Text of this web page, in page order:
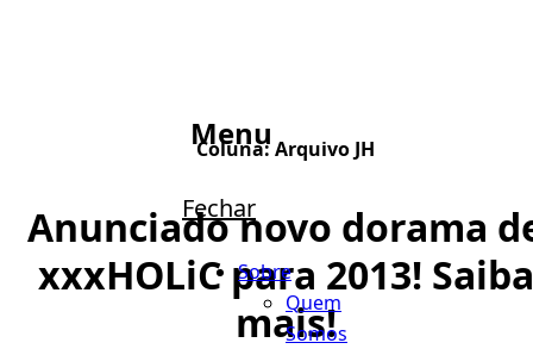
Menu
Fechar
Sobre
Quem
Somos
Coluna:Arquivo JH
Anunciado novo dorama
xxxHOLiC para 2013! Saiba
mais!